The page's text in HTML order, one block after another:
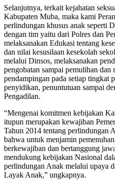
Selanjutnya, terkait kejahatan
Kabupaten Muba, maka kami
perlindungan khusus anak seperti
dengan tim yaitu dari Polres dan
melaksanakan Edukasi tentang
dan nilai kesusilaan kesekolah
melalui Dinsos, melaksanakan
pengobatan sampai pemulihan dan
pendampingan pada setiap tingkat
penyidikan, penuntutuan sampai
Pengadilan.
“Mengenai komitmen kebijakan
itupun merupakan kewajiban
Tahun 2014 tentang perlindungan
bahwa untuk menjamin
berkewajiban dan bertanggung
mendukung kebijakan Nasional
perlindungan Anak melalui upaya
Layak Anak,” ungkapnya.